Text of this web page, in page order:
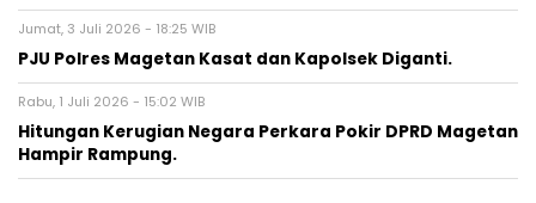
Jumat, 3 Juli 2026 - 18:25 WIB
PJU Polres Magetan Kasat dan Kapolsek Diganti.
Rabu, 1 Juli 2026 - 15:02 WIB
Hitungan Kerugian Negara Perkara Pokir DPRD Magetan
Hampir Rampung.